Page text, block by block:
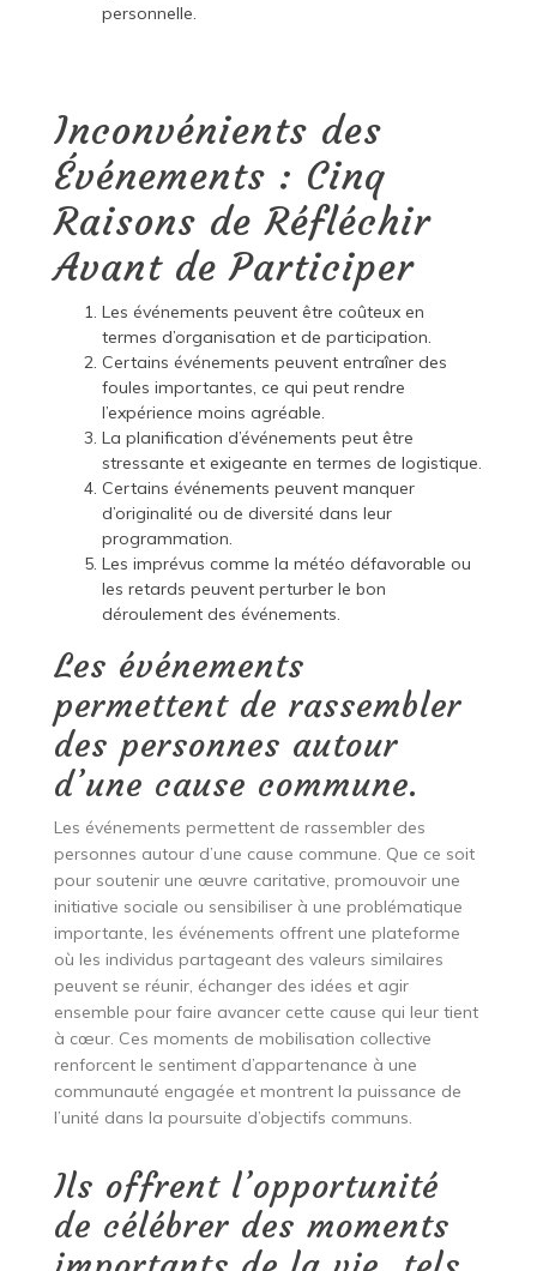
personnelle.
Inconvénients des
Événements : Cinq
Raisons de Réfléchir
Avant de Participer
Les événements peuvent être coûteux en
termes d’organisation et de participation.
Certains événements peuvent entraîner des
foules importantes, ce qui peut rendre
l’expérience moins agréable.
La planification d’événements peut être
stressante et exigeante en termes de logistique.
Certains événements peuvent manquer
d’originalité ou de diversité dans leur
programmation.
Les imprévus comme la météo défavorable ou
les retards peuvent perturber le bon
déroulement des événements.
Les événements
permettent de rassembler
des personnes autour
d’une cause commune.
Les événements permettent de rassembler des
personnes autour d’une cause commune. Que ce soit
pour soutenir une œuvre caritative, promouvoir une
initiative sociale ou sensibiliser à une problématique
importante, les événements offrent une plateforme
où les individus partageant des valeurs similaires
peuvent se réunir, échanger des idées et agir
ensemble pour faire avancer cette cause qui leur tient
à cœur. Ces moments de mobilisation collective
renforcent le sentiment d’appartenance à une
communauté engagée et montrent la puissance de
l’unité dans la poursuite d’objectifs communs.
Ils offrent l’opportunité
de célébrer des moments